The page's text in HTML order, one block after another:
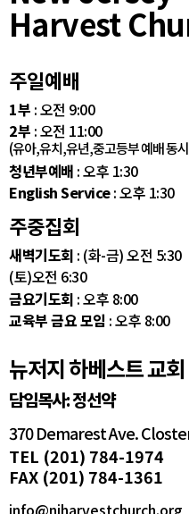
Harvest
주일예배
1부 : 오전 9:00
2부 : 오전 11:00
(유아,유치,유년,중고등부 예배 동
청년부예배 : 오후 1:30
English Service: 오후 1:30
주중집회
새벽기도회 : (화-금) 오전 5:30
(토)오전 6:30
금요기도회 : 오후 8:00
교육부 금요 모임 : 오후 8:00
뉴저지 하베스트 교회
담임목사: 정선약
370 Demarest Ave.
TEL (201) 784-1974
FAX (201) 784-1361
info@njharvestchurch.org